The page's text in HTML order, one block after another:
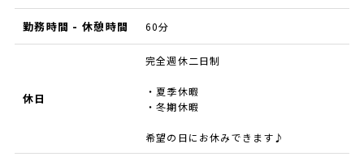
勤務時間 - 休憩時間 60分
休日
完全週休二日制
・夏季休暇
・冬期休暇
希望の日にお休みできます♪